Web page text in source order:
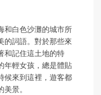
和白色沙灘的城市所
的詞語。對於那些來
和記住這土地的特
年輕女孩，總是體貼
候來到這裡，遊客都
景。